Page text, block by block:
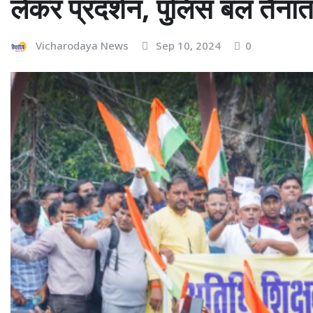
लेकर प्रदर्शन, पुलिस बल तैनात
Vicharodaya News Sep 10, 2024 0